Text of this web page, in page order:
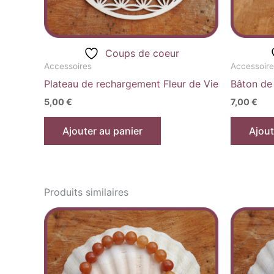
Coups de coeur
Accessoires
Plateau de rechargement Fleur de Vie
5,00 €
Ajouter au panier
Bâton
7,00 €
Produits similaires
Plage
de
prix :
14,00 €
à
18,90 €
Ce
produit
a
plusieurs